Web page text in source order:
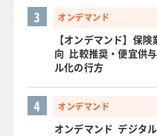
オンデマンド
3
【オンデマンド】保
向 比較推奨・便宜供
ル化の行方
オンデマンド
4
オンデマンド デジタ